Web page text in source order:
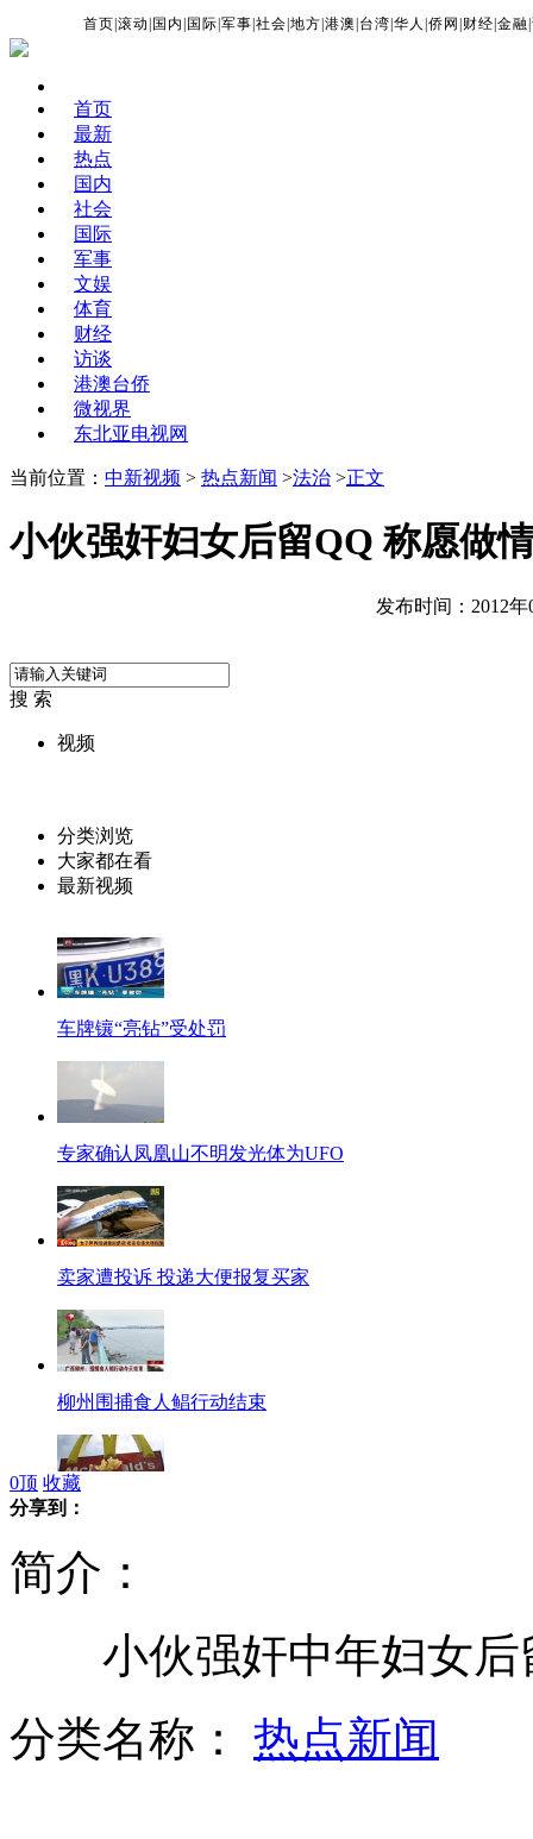
首页 |滚动 国内 国际 |军事 |社会 |地方 |港澳 台湾 |华人 |侨网 财经 |金融 |
首页
最新
热点
国内
社会
国际
军事
文娱
体育
财经
访谈
港澳台侨
微视界
东北亚电视网
当前位置： 中新视频 > 热点新闻 >法治 >正文
小伙强奸妇女后留QQ 称愿做
发布时间：2012年
搜 索
视频
分类浏览
大家都在看
最新视频
车牌镶“亮钻”受处罚
专家确认凤凰山不明发光体为UFO
卖家遭投诉 投递大便报复买家
柳州围捕食人鲳行动结束
幼童独自乘电梯 爬窗坠楼身亡
0顶 收藏
分享到：
简介：
小伙强奸中年妇女后
分类名称： 热点新闻